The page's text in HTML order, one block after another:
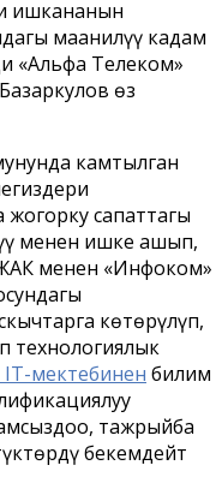
ишкананын
маанилүү кадам
«Альфа Телеком»
өз
камтылган
сапаттагы
менен ишке ашып,
менен «Инфоком»
көтөрүлүп,
технологиялык
IT-мектебинен билим
тажрыйба
бекемдейт